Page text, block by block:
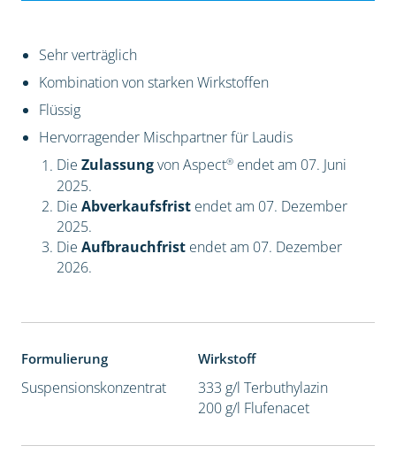
Sehr verträglich
Kombination von starken Wirkstoffen
Flüssig
Hervorragender Mischpartner für Laudis
Die Zulassungvon Aspect®endet am 07. Juni
2025.
Die Abverkaufsfrist endet am 07. Dezember
2025.
Die Aufbrauchfrist endet am 07. Dezember
2026.
Formulierung
Suspensionskonzentrat
Wirkstoff
333 g/l Terbuthylazin
200 g/l Flufenacet